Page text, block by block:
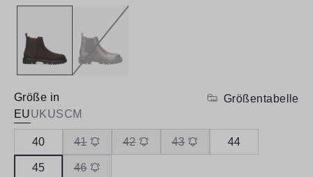
Größe in
EUUKUSCM
Größentabelle
40 41 42 43 44
45 46